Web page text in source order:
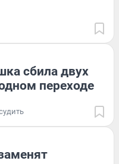
сбила двух
переходе